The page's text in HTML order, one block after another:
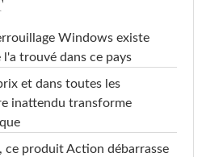
Windows existe
trouvé dans ce pays
et dans toutes les
inattendu transforme
ce produit Action débarrasse